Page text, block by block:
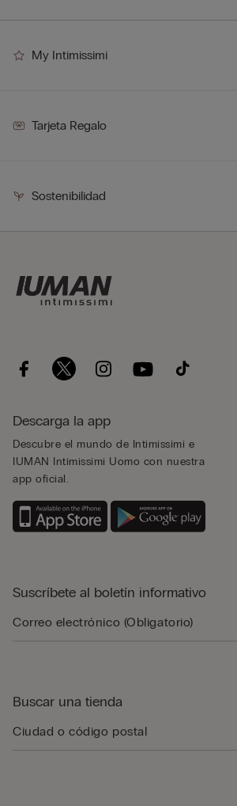
My Intimissimi
Tarjeta Regalo
Sostenibilidad
Descarga la app
Descubre el mundo de Intimissimi e
IUMAN Intimissimi Uomo con nuestra
app oficial.
Suscríbete al boletín informativo
Buscar una tienda